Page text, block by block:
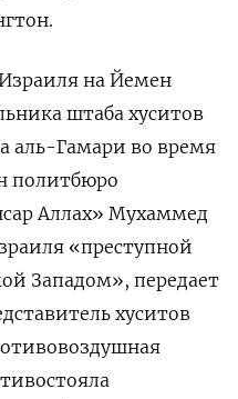
на Йемен
штаба хуситов
аль-Гамари во время
политбюро
Аллах» Мухаммед
«преступной
Западом», передает
хуситов